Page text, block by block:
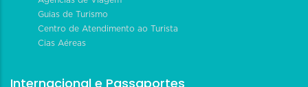
Guias de Turismo
Centro de Atendimento ao Turista
Cias Aéreas
Internacional e Passaportes